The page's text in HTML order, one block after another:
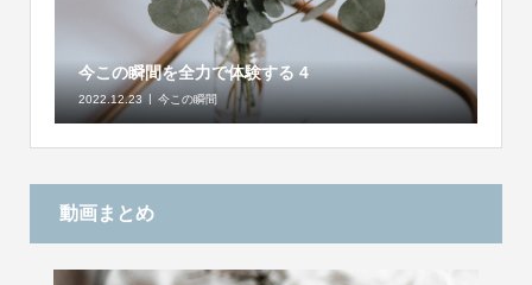
今この瞬間を全力で体験する 4
2022.12.23 今この瞬間
動画まとめ